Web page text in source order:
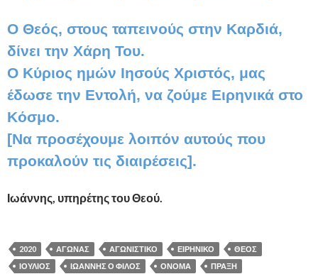
Ο Θεός, στους ταπεινούς στην Καρδιά,
δίνει την Χάρη Του.
Ο Κύριος ημών Ιησούς Χριστός, μας
έδωσε την Εντολή, να ζούμε Ειρηνικά στο
Κόσμο.
[Να προσέχουμε λοιπόν αυτούς που
προκαλούν τις διαιρέσεις].
Ιωάννης, υπηρέτης του Θεού.
2020 ΑΓΏΝΑΣ ΑΓΩΝΙΣΤΙΚΌ ΕΙΡΗΝΙΚΌ
ΘΕΌΣ
ΙΟΎΛΙΟΣ
ΙΩΆΝΝΗΣ Ό ΦΊΛΟΣ ΌΝΟΜΑ
ΠΡΆΞΗ